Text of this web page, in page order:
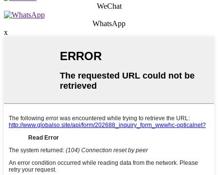
WeChat
WhatsApp
x